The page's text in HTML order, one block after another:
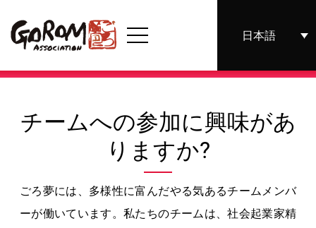
日本語
チームへの参加に興味があ
りますか?
ごろ夢には、多様性に富んだやる気あるチームメンバ
ーが働いています。私たちのチームは、社会起業家精